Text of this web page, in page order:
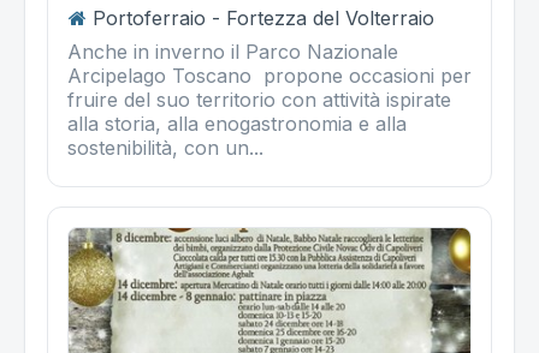
Portoferraio - Fortezza del Volterraio
Anche in inverno il Parco Nazionale
Arcipelago Toscano propone occasioni per
fruire del suo territorio con attività ispirate
alla storia, alla enogastronomia e alla
sostenibilità, con un...